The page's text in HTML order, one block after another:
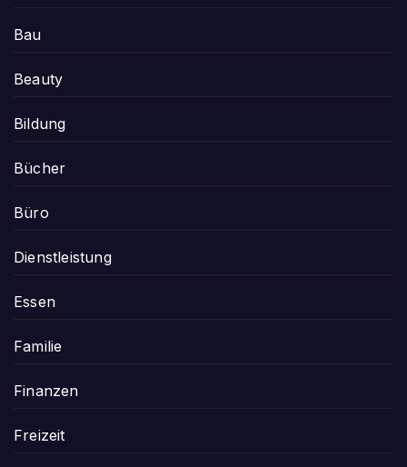
Bau
Beauty
Bildung
Bücher
Büro
Dienstleistung
Essen
Familie
Finanzen
Freizeit